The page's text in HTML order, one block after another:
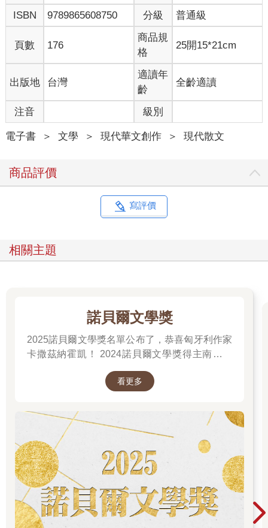
ISBN
9789865608750 分級 普通級
頁數 176
商品規
格
25開15*21cm
出版地 台灣
適讀年
齡
全齡適讀
注音 級別
電子書 ＞ 文學 ＞ 現代華文創作 ＞ 現代散文
商品評價
寫評價
相關主題
諾貝爾文學獎
2025諾貝爾文學獎名單公布了，恭喜匈牙利作家
卡撒茲納霍凱！ 2024諾貝爾文學獎得主南韓女
看更多